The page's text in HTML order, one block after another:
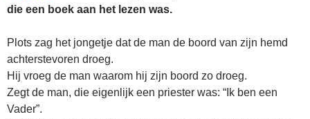
die een boek aan het lezen was.
Plots zag het jongetje dat de man de boord van zijn hemd
achterstevoren droeg.
Hij vroeg de man waarom hij zijn boord zo droeg.
Zegt de man, die eigenlijk een priester was: “Ik ben een
Vader”.